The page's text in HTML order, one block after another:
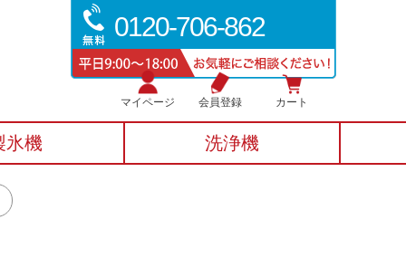
0120-706-862
マイページ 会員登録 カート
氷機 洗浄機